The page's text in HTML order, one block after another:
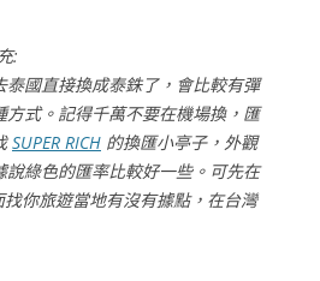
:
泰國直接換成泰銖了，會比較有彈
方式。記得千萬不要在機場換，匯
SUPER RICH 的換匯小亭子，外觀
說綠色的匯率比較好一些。可先在
你旅遊當地有沒有據點，在台灣